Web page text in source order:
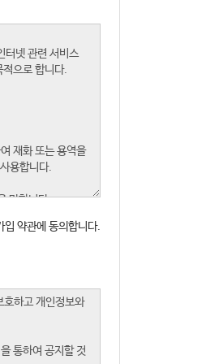
입 약관에 동의합니다.